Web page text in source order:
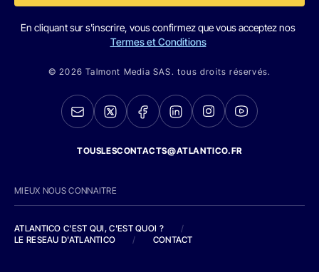
En cliquant sur s'inscrire, vous confirmez que vous acceptez nos
Termes et Conditions
© 2026 Talmont Media SAS. tous droits réservés.
TOUSLESCONTACTS@ATLANTICO.FR
MIEUX NOUS CONNAITRE
ATLANTICO C'EST QUI, C'EST QUOI ?
/
LE RESEAU D'ATLANTICO
/ CONTACT